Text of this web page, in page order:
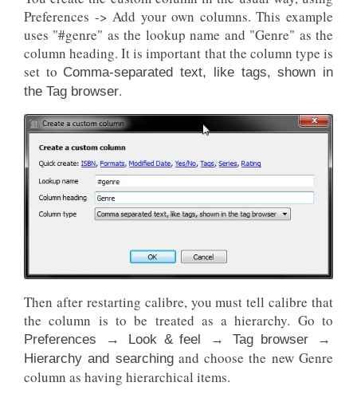
Preferences -> Add your own columns. This example
uses "#genre" as the lookup name and "Genre" as the
column heading. It is important that the column type is
set to Comma-separated text, like tags, shown in
the Tag browser.
Then after restarting calibre, you must tell calibre that
the column is to be treated as a hierarchy. Go to
Preferences → Look & feel → Tag browser →
Hierarchy and searchingand choose the new Genre
column as having hierarchical items.